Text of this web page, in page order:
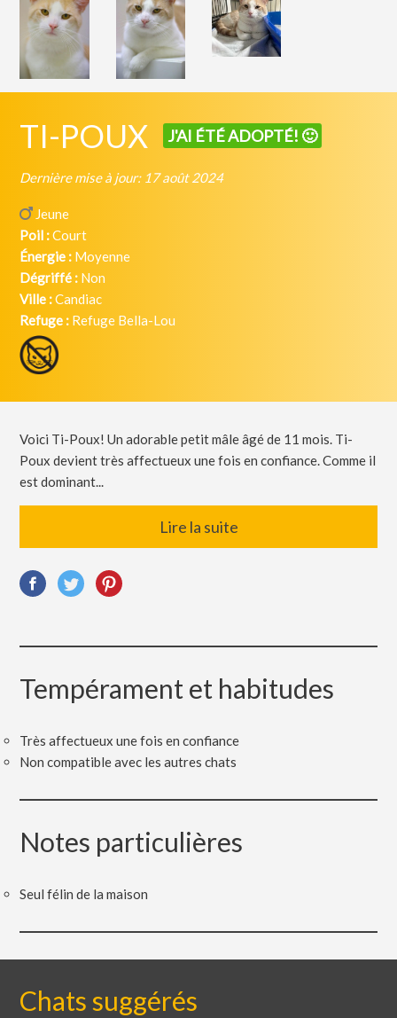
TI-POUX J'AI ÉTÉ ADOPTÉ! 🙂
Dernière mise à jour: 17 août 2024
Jeune
Poil :Court
Énergie : Moyenne
Dégriffé : Non
Ville :Candiac
Refuge : Refuge Bella-Lou
Voici Ti-Poux! Un adorable petit mâle âgé de 11 mois. Ti-
Poux devient très affectueux une fois en confiance. Comme il
est dominant...
Lire la suite
Tempérament et habitudes
Très affectueux une fois en confiance
Non compatible avec les autres chats
Notes particulières
Seul félin de la maison
Chats suggérés